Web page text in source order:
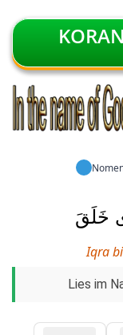
خَلَقَ
Iqra
Lies im